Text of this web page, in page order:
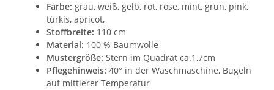
Farbe: grau, weiß, gelb, rot, rose, mint, grün, pink,
türkis, apricot,
Stoffbreite: 110 cm
Material: 100 % Baumwolle
Mustergröße: Stern im Quadrat ca.1,7cm
Pflegehinweis: 40° in der Waschmaschine, Bügeln
auf mittlerer Temperatur